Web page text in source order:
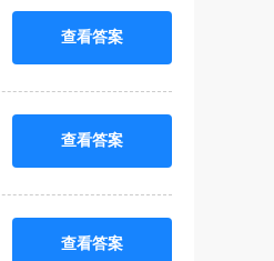
查看答案
查看答案
查看答案